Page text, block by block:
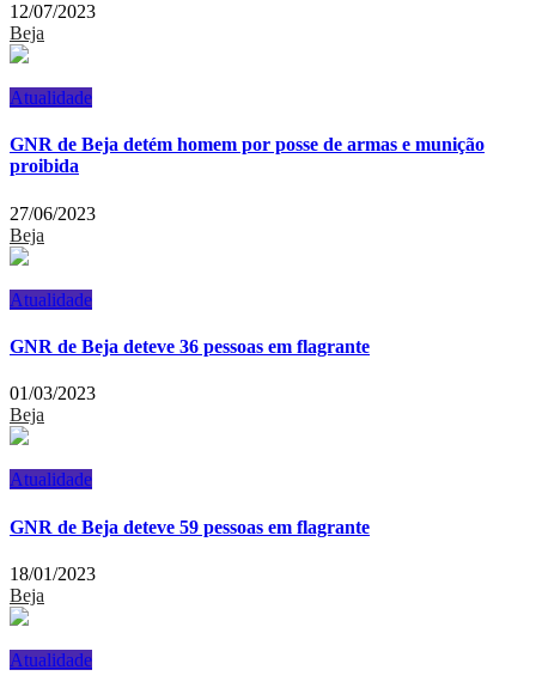
12/07/2023
Beja
Atualidade
GNR de Beja detém homem por posse de armas e munição
proibida
27/06/2023
Beja
Atualidade
GNR de Beja deteve 36 pessoas em flagrante
01/03/2023
Beja
Atualidade
GNR de Beja deteve 59 pessoas em flagrante
18/01/2023
Beja
Atualidade